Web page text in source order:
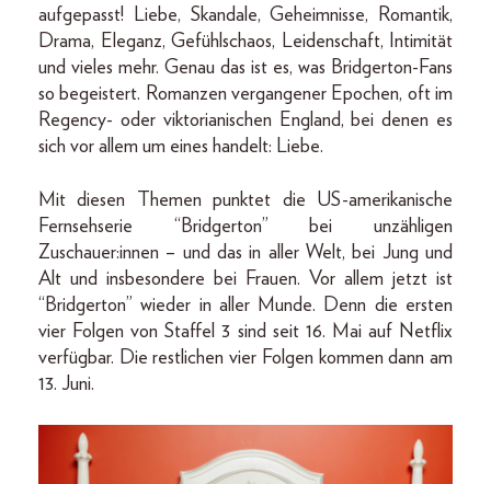
aufgepasst! Liebe, Skandale, Geheimnisse, Romantik,
Drama, Eleganz, Gefühlschaos, Leidenschaft, Intimität
und vieles mehr. Genau das ist es, was Bridgerton-Fans
so begeistert. Romanzen vergangener Epochen, oft im
Regency- oder viktorianischen England, bei denen es
sich vor allem um eines handelt: Liebe.
Mit diesen Themen punktet die US-amerikanische
Fernsehserie “Bridgerton” bei unzähligen
Zuschauer:innen – und das in aller Welt, bei Jung und
Alt und insbesondere bei Frauen. Vor allem jetzt ist
“Bridgerton” wieder in aller Munde. Denn die ersten
vier Folgen von Staffel 3 sind seit 16. Mai auf Netflix
verfügbar. Die restlichen vier Folgen kommen dann am
13. Juni.